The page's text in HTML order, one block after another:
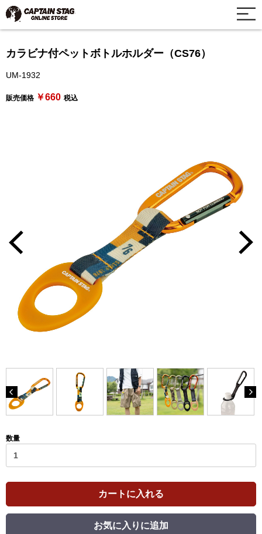
カラビナ付ペットボトルホルダー（CS76）
UM-1932
販売価格 ￥660 税込
数量
カートに入れる
お気に入りに追加